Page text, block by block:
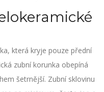
která kryje pouze přední
zubní korunka obepíná
šetrnější. Zubní sklovinu